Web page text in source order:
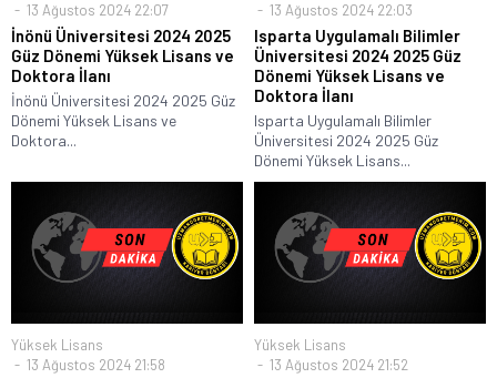
13 Ağustos 2024 22:07
İnönü Üniversitesi 2024 2025
Güz Dönemi Yüksek Lisans ve
Doktora İlanı
İnönü Üniversitesi 2024 2025 Güz
Dönemi Yüksek Lisans ve
Doktora...
13 Ağustos 2024 22:03
Isparta Uygulamalı Bilimler
Üniversitesi 2024 2025 Güz
Dönemi Yüksek Lisans ve
Doktora İlanı
Isparta Uygulamalı Bilimler
Üniversitesi 2024 2025 Güz
Dönemi Yüksek Lisans...
Yüksek Lisans
13 Ağustos 2024 21:58
Yüksek Lisans
13 Ağustos 2024 21:52